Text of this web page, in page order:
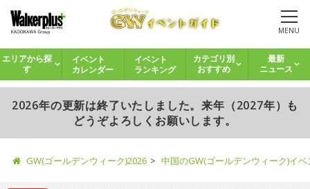
MENU
エリアから探
す
イベント
カレンダー
イベント
ランキング
カテゴリ別
おすすめ
最新
ニュース
2026年の更新は終了いたしました。来年（2027年）も
どうぞよろしくお願いします。
GW(ゴールデンウィーク)2026 中国のGW(ゴールデンウィーク)イ